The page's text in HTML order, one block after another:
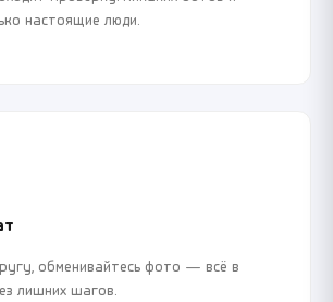
настоящие люди.
обменивайтесь фото — всё в
лишних шагов.